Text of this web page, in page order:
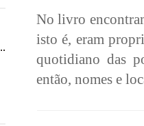
No livro
isto é, eram
quotidiano das
então, nomes e